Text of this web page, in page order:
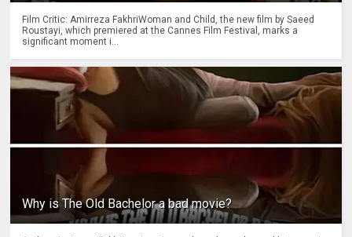
Film Critic: Amirreza FakhriWoman and Child, the new film by Saeed
Roustayi, which premiered at the Cannes Film Festival, marks a
significant moment i...
Why is The Old Bachelor a bad movie?